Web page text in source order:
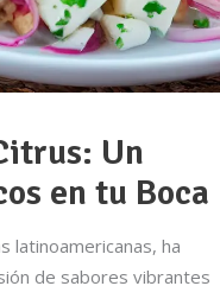
Un
en tu Boca
latinoamericanas, ha
de sabores vibrantes